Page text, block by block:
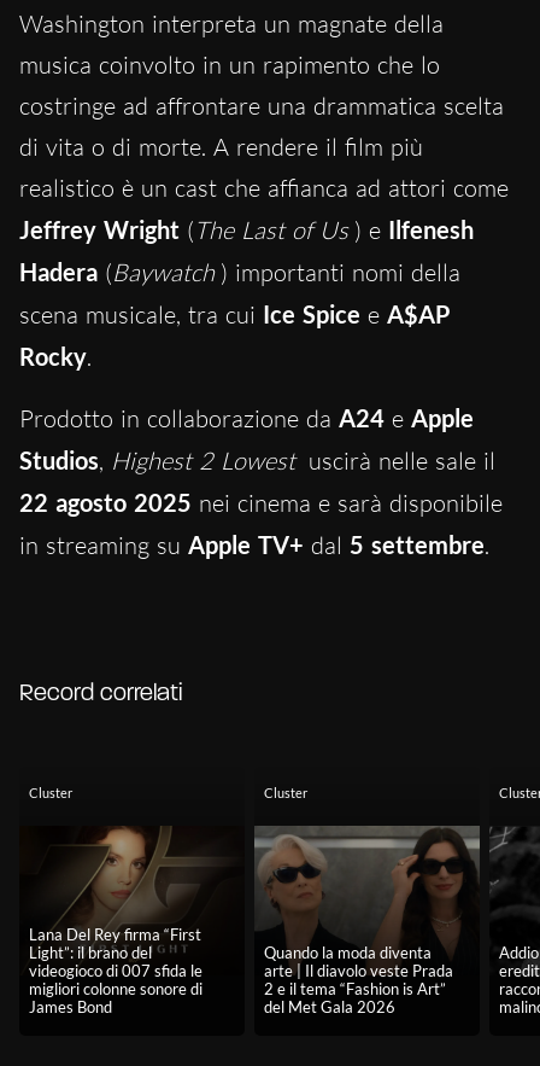
Washington interpreta un magnate della
musica coinvolto in un rapimento che lo
costringe ad affrontare una drammatica scelta
di vita o di morte. A rendere il film più
realistico è un cast che affianca ad attori come
Jeffrey Wright (The Last of Us ) e Ilfenesh
Hadera (Baywatch ) importanti nomi della
scena musicale, tra cui Ice Spice e A$AP
Rocky.
Prodotto in collaborazione da A24 e Apple
Studios, Highest 2 Lowest uscirà nelle sale il
22 agosto 2025 nei cinema e sarà disponibile
in streaming su Apple TV+ dal 5 settembre.
Record correlati
Cluster
Lana Del Rey firma “First
Light”: il brano del
videogioco di 007 sfida le
migliori colonne sonore di
James Bond
Cluster
Quando la moda diventa
arte | Il diavolo veste Prada
2 e il tema “Fashion is Art”
del Met Gala 2026